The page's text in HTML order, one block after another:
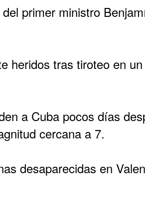
primer ministro
heridos tras tiroteo en
a Cuba pocos días
cercana a 7.
desaparecidas en